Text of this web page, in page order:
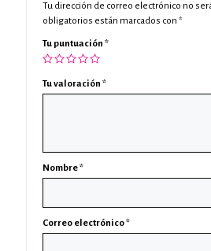
Tu dirección de correo electrónico no
obligatorios están marcados con *
Tu puntuación *
Tu valoración *
Nombre*
Correo electrónico*